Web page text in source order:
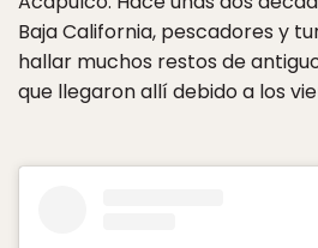
Baja California, pescadores y
hallar muchos restos de
que llegaron allí debido a los